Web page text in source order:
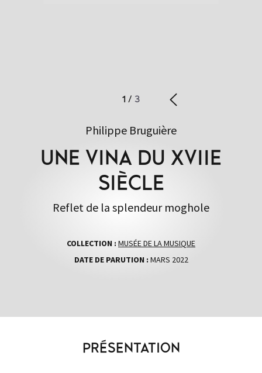
1 / 3
Philippe Bruguière
UNE VINA DU XVIIE
SIÈCLE
Reflet de la splendeur moghole
COLLECTION : MUSÉE DE LA MUSIQUE
DATE DE PARUTION : MARS 2022
PRÉSENTATION